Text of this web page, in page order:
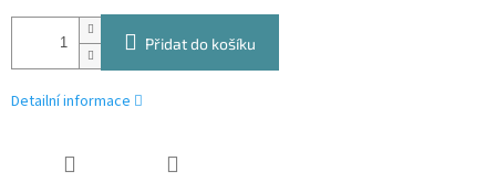
Přidat do košíku
Detailní informace